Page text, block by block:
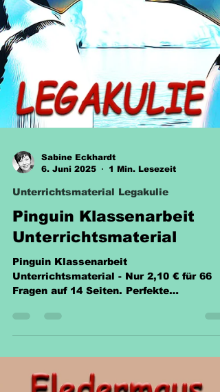
Sabine Eckhardt
6. Juni 2025
1 Min. Lesezeit
Unterrichtsmaterial Legakulie
Pinguin Klassenarbeit
Unterrichtsmaterial
Pinguin Klassenarbeit